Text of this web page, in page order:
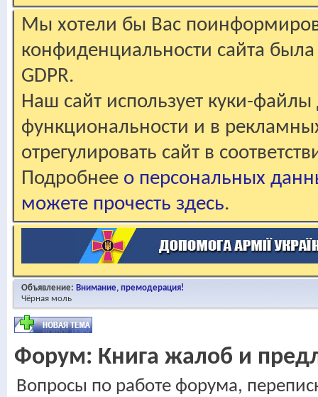
Мы хотели бы Вас
конфиденциальности сайта
GDPR.
Наш сайт использует куки-файлы
функциональности и в
отрегулировать сайт в
Подробнее о персональных
можете прочесть здесь.
Объявление: Внимание, премодерация!
Чёрная моль
Форум: Книга жалоб и
Вопросы по работе форума,